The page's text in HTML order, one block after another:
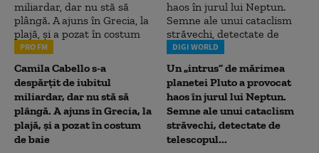
PRO FM
Camila Cabello s-a
despărțit de iubitul
miliardar, dar nu stă să
plângă. A ajuns în Grecia, la
plajă, și a pozat în costum
de baie
DIGI WORLD
Un „intrus” de mărimea
planetei Pluto a provocat
haos în jurul lui Neptun.
Semne ale unui cataclism
străvechi, detectate de
telescopul...